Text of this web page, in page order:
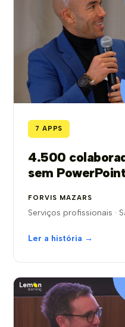
7 APPS
4.500
sem PowerPoint
FORVIS MAZARS
Serviços profissionais ·
Ler a história →